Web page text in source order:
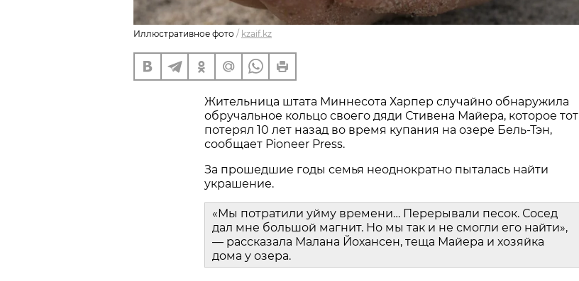
Иллюстративное фото / kzaif.kz
Жительница штата Миннесота Харпер случайно обнаружила
обручальное кольцо своего дяди Стивена Майера, которое тот
потерял 10 лет назад во время купания на озере Бель-Тэн,
сообщает Pioneer Press.
За прошедшие годы семья неоднократно пыталась найти
украшение.
«Мы потратили уйму времени… Перерывали песок. Сосед
дал мне большой магнит. Но мы так и не смогли его найти»,
— рассказала Малана Йохансен, теща Майера и хозяйка
дома у озера.